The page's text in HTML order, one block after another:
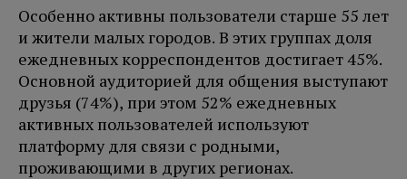
Особенно активны пользователи старше 55 лет
и жители малых городов. В этих группах доля
ежедневных корреспондентов достигает 45%.
Основной аудиторией для общения выступают
друзья (74%), при этом 52% ежедневных
активных пользователей используют
платформу для связи с родными,
проживающими в других регионах.